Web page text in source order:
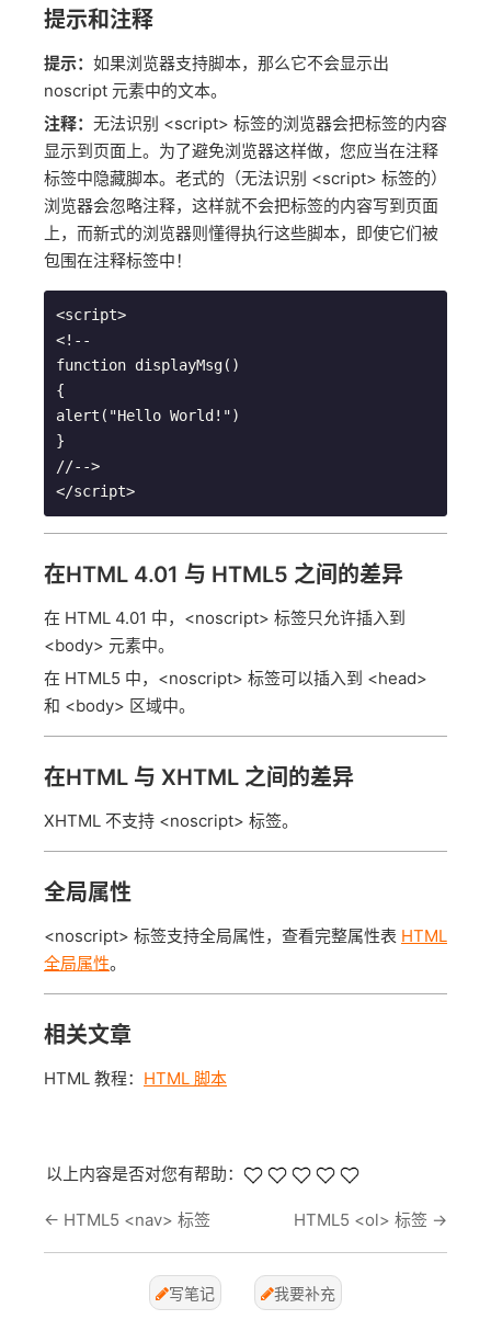
提示和注释
提示： 如果浏览器支持脚本，那么它不会显示出
noscript 元素中的文本。
注释： 无法识别 <script> 标签的浏览器会把标签的内容
显示到页面上。为了避免浏览器这样做，您应当在注释
标签中隐藏脚本。老式的（无法识别 <script> 标签的）
浏览器会忽略注释，这样就不会把标签的内容写到页面
上，而新式的浏览器则懂得执行这些脚本，即使它们被
包围在注释标签中！
<script>
<!--
function displayMsg()
{
alert("Hello World!")
}
//-->
</script>
在HTML 4.01 与 HTML5 之间的差异
在 HTML 4.01 中，<noscript> 标签只允许插入到
<body> 元素中。
在 HTML5 中，<noscript> 标签可以插入到 <head>
和 <body> 区域中。
在HTML 与 XHTML 之间的差异
XHTML 不支持 <noscript> 标签。
全局属性
<noscript> 标签支持全局属性，查看完整属性表 HTML
全局属性。
相关文章
HTML 教程： HTML 脚本
以上内容是否对您有帮助：
← HTML5 <nav> 标签 HTML5 <ol> 标签 →
写笔记 我要补充